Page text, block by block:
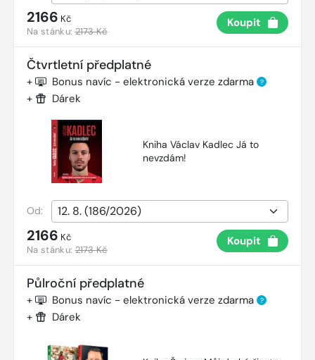
2166 Kč
Na stánku:2173 Kč
Koupit
Čtvrtletní předplatné
+ Bonus navíc - elektronická verze zdarma ?
+ Dárek
Kniha Václav Kadlec Já to
nevzdám!
Od:
2166 Kč
Na stánku:2173 Kč
Koupit
Půlroční předplatné
+ Bonus navíc - elektronická verze zdarma ?
+ Dárek